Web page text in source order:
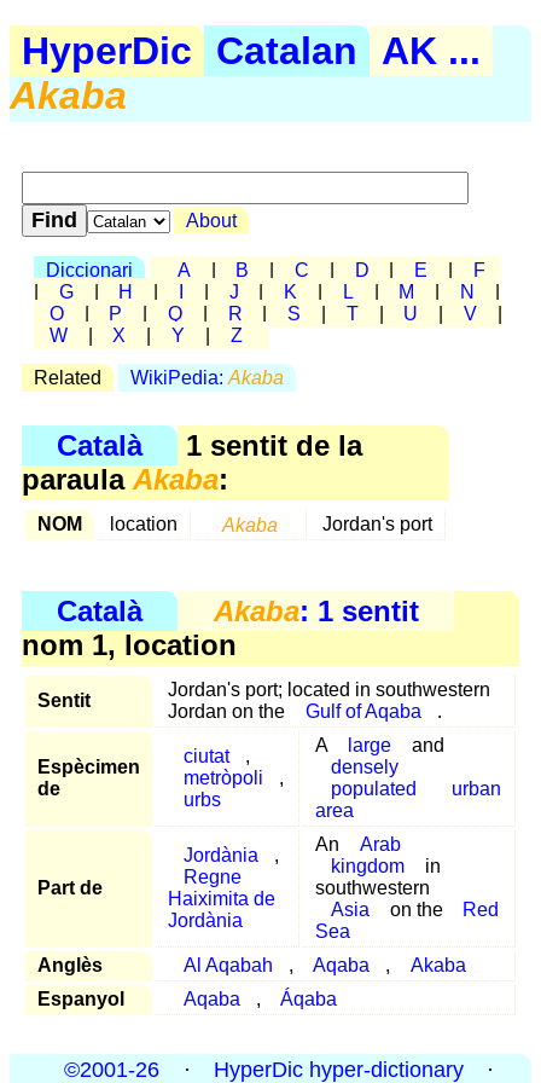
HyperDic Catalan
AK ...
Akaba
About
Diccionari A B C D E
F
G H J K L M N
O
P Q R S T U V
W
X Y Z
Related WikiPedia: Akaba
Català
1 sentit de la
paraula Akaba:
NOM location Akaba Jordan's port
Català Akaba: 1 sentit
nom 1, location
Sentit
Jordan's port; located in southwestern
Jordan on the
Gulf of Aqaba .
Espècimen
de
ciutat
,
metròpoli
,
urbs
A large
and
densely
populated
urban
area
Part de
Jordània
,
Regne
Haiximita de
Jordània
An
Arab
kingdom
in
southwestern
Asia
on the
Red
Sea
Anglès
Al Aqabah , Aqaba ,
Akaba
Espanyol
Aqaba , Áqaba
©2001-26 · HyperDic hyper-dictionary ·